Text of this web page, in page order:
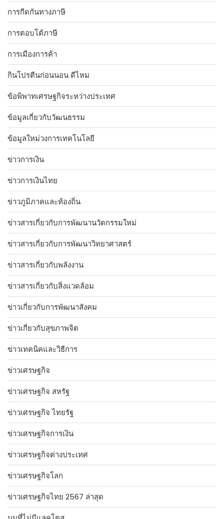
การกีดกันทางภาษี
การตอบโต้ภาษี
การเมืองการค้า
กินโปรตีนก่อนนอน ดีไหม
ข้อพิพาทเศรษฐกิจระหว่างประเทศ
ข้อมูลเกี่ยวกับวัฒนธรรม
ข้อมูลใหม่วงการเทคโนโลยี
ข่าวการเงิน
ข่าวการเงินไทย
ข่าวภูมิภาคและท้องถิ่น
ข่าวสารเกี่ยวกับการพัฒนานวัตกรรมใหม่
ข่าวสารเกี่ยวกับการพัฒนาวิทยาศาสตร์
ข่าวสารเกี่ยวกับพลังงาน
ข่าวสารเกี่ยวกับสิ่งแวดล้อม
ข่าวเกี่ยวกับการพัฒนาสังคม
ข่าวเกี่ยวกับสุขภาพจิต
ข่าวเทคนิคและวิธีการ
ข่าวเศรษฐกิจ
ข่าวเศรษฐกิจ สหรัฐ
ข่าวเศรษฐกิจ ไทยรัฐ
ข่าวเศรษฐกิจการเงิน
ข่าวเศรษฐกิจต่างประเทศ
ข่าวเศรษฐกิจโลก
ข่าวเศรษฐกิจไทย 2567 ล่าสุด